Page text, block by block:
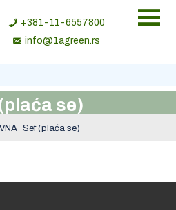
+381-11-6557800
info@1agreen.rs
se)
Sef (plaća se)